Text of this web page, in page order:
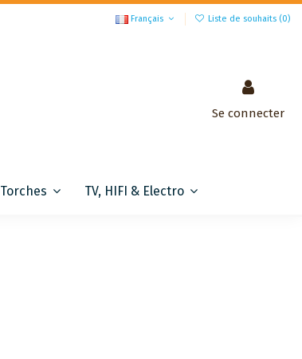
Français Liste de souhaits (0)
Se connecter
Torches TV, HIFI & Electro